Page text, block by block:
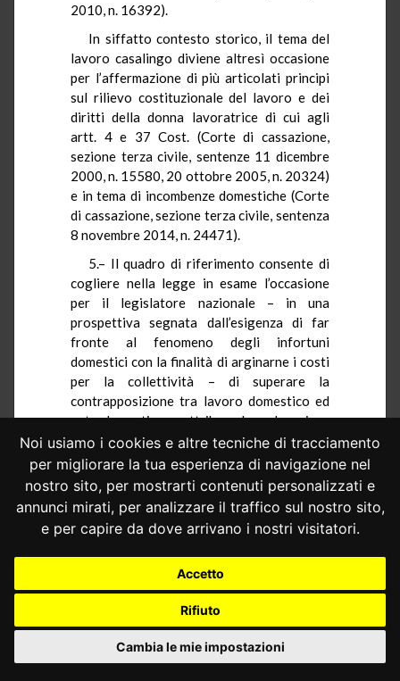
Noi usiamo i cookies e altre tecniche di tracciamento
per migliorare la tua esperienza di navigazione nel
nostro sito, per mostrarti contenuti personalizzati e
annunci mirati, per analizzare il traffico sul nostro sito,
e per capire da dove arrivano i nostri visitatori.
Accetto
Rifiuto
Cambia le mie impostazioni
2010, n. 16392).
In siffatto contesto storico, il tema del
lavoro casalingo diviene altresì occasione
per l’affermazione di più articolati principi
sul rilievo costituzionale del lavoro e dei
diritti della donna lavoratrice di cui agli
artt. 4 e 37 Cost. (Corte di cassazione,
sezione terza civile, sentenze 11 dicembre
2000, n. 15580, 20 ottobre 2005, n. 20324)
e in tema di incombenze domestiche (Corte
di cassazione, sezione terza civile, sentenza
8 novembre 2014, n. 24471).
5.– Il quadro di riferimento consente di
cogliere nella legge in esame l’occasione
per il legislatore nazionale – in una
prospettiva segnata dall’esigenza di far
fronte al fenomeno degli infortuni
domestici con la finalità di arginarne i costi
per la collettività – di superare la
contrapposizione tra lavoro domestico ed
extradomestico, attribuendo al primo,
nell’intento di colmare un vuoto di tutela,
pari dignità rispetto alle altre forme di
lavoro svolte fuori casa, attraverso il
riconoscimento di uno strumento di
garanzia assicurativa.
definita, anche, dalla necessità di dare
risposta ad esigenze di prevenzione – la cui
soddisfazione è affidata nella legge in
esame agli strumenti dell’informazione ed
educazione della platea dei destinatari
(Capo II, rubricato «Prevenzione degli